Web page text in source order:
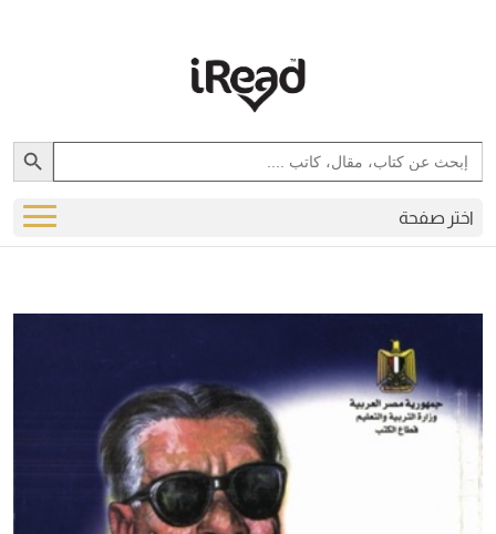
Search
for:
Search Button
اختر صفحة